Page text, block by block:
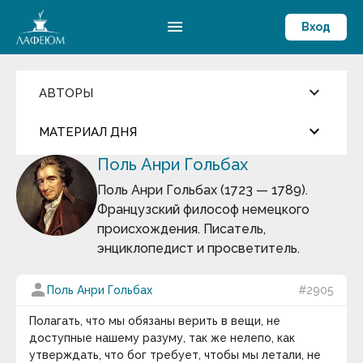
menu Вход
АВТОРЫ keyboard_arrow_down
close
Фильмы и Сериалы
Пословицы и поговорки
Аамир Кхан
Абрахам Маслоу
Абу-ль-Фарадж бин Харун
Абуль-Фарадж ибн аль-Джаузи
Август Бебель
Авессалом Подводный
Авиценна
Авл Корнелий Цельс
Авраам Линкольн
Аврелий Августин
Адам Смит
Поль Анри Гольбах
Поль Анри Гольбах (1723 — 1789).
Французский философ немецкого
происхождения. Писатель,
энциклопедист и просветитель.
person Поль Анри Гольбах #2905
Полагать, что мы обязаны верить в вещи, не
доступные нашему разуму, так же нелепо, как
утверждать, что бог требует, чтобы мы летали, не
МАТЕРИАЛ ДНЯ keyboard_arrow_down
Цитата дня
Беляев Игорь Александрович
удовлетворения нескольких потребностей,
причём не только сходных между собой, но и
существенно отличающихся друг от друга. Точно
так же удовлетворение определённой